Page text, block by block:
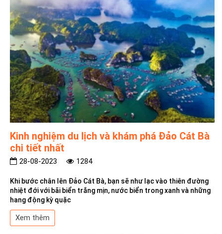
Kinh nghiệm du lịch và khám phá Đảo Cát Bà
chi tiết nhất
28-08-2023 1284
Khi bước chân lên Đảo Cát Bà, bạn sẽ như lạc vào thiên đường
nhiệt đới với bãi biển trắng mịn, nước biển trong xanh và những
hang động kỳ quặc
Xem thêm